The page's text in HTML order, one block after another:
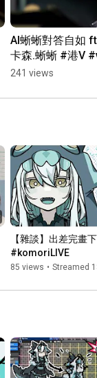
AI蜥蜥對答自如
卡森.蜥蜥 #港V
精華 #hkvtuber #
241 views
【雜談】出差完畫
#komoriLIVE
85 views • Streamed